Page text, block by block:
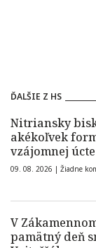
ĎALŠIE Z HS
Nitriansky
akékoľvek
vzájomnej úcte
09. 08. 2026 | Žiadne
V
pamätný deň